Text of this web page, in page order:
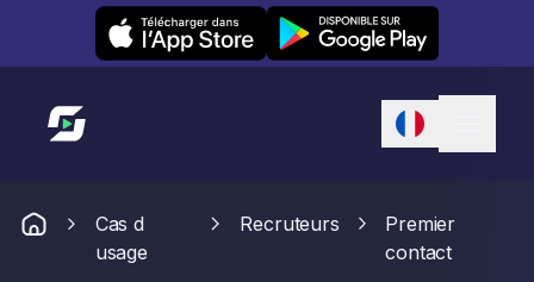
Leexi on iOS Leexi on Android
Lien vers l'accueil
Cas d
usage
Recruteurs
Premier
contact